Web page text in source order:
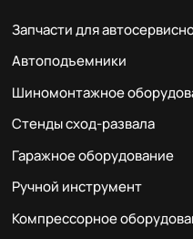
Запчасти для
Автоподъемники
Шиномонтажное
Стенды сход-развала
Гаражное оборудование
Ручной инструмент
Компрессорное